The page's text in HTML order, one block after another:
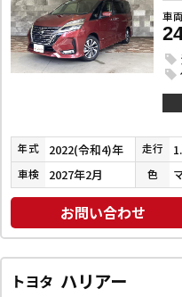
車
年式 2022(令和4)年 走行
車検 2027年2月 色
お問い合わせ
トヨタ ハリアー